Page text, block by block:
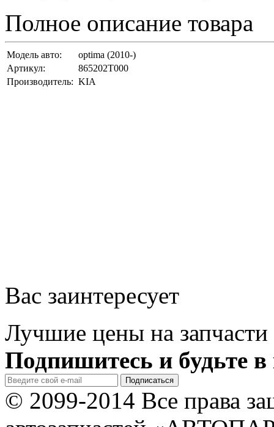
Полное описание товара
Модель авто:
optima (2010-)
Артикул:
865202T000
Производитель: KIA
Вас заинтересует
Лучшие цены на запчасти
Подпишитесь и будьте в
© 2099-2014 Все права